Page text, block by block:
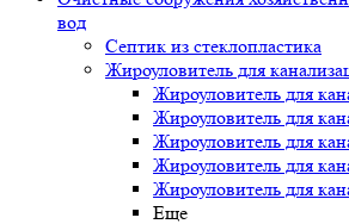
вод
Септик из стеклопластика
Жироуловитель для
Жироуловитель для
Жироуловитель для
Жироуловитель для
Жироуловитель для
Жироуловитель для
Еще